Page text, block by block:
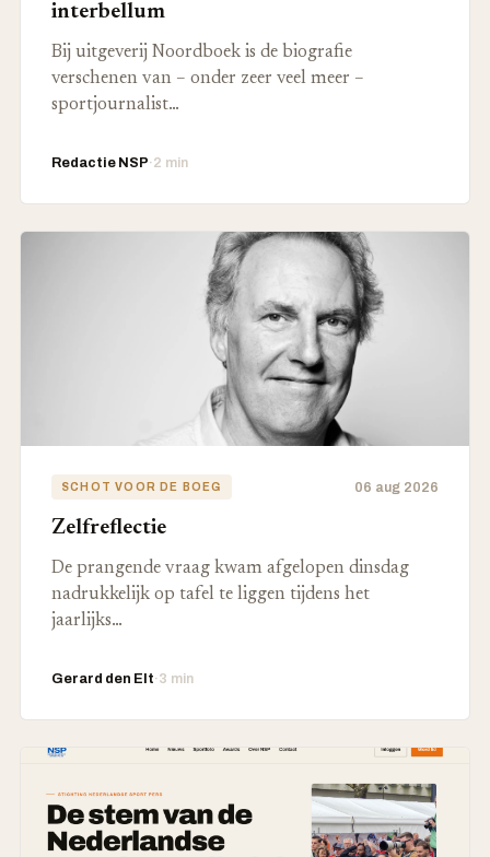
interbellum
Bij uitgeverij Noordboek is de biografie
verschenen van – onder zeer veel meer –
sportjournalist…
Redactie NSP·2 min
SCHOT VOOR DE BOEG 06 aug 2026
Zelfreflectie
De prangende vraag kwam afgelopen dinsdag
nadrukkelijk op tafel te liggen tijdens het
jaarlijks…
Gerard den Elt·3 min